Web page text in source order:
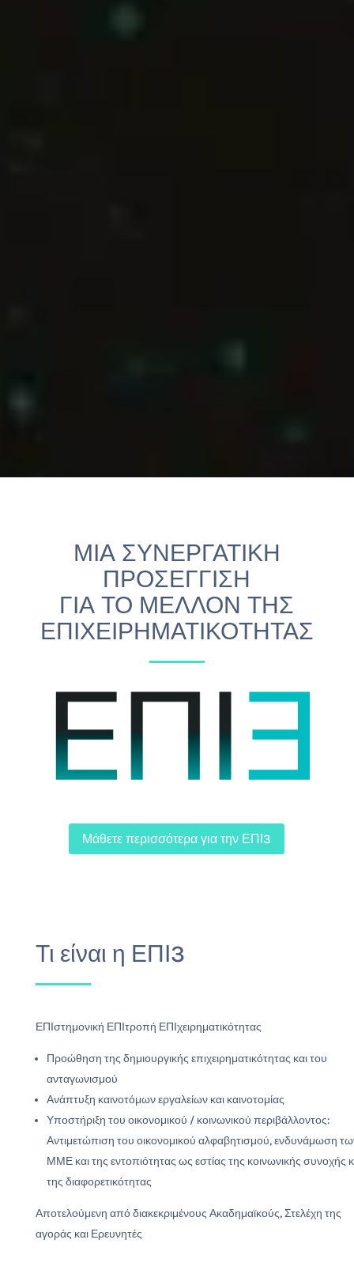
ΜΙΑ ΣΥΝΕΡΓΑΤΙΚΗ
ΠΡΟΣΕΓΓΙΣΗ
ΓΙΑ ΤΟ ΜΕΛΛΟΝ ΤΗΣ
ΕΠΙΧΕΙΡΗΜΑΤΙΚΟΤΗΤΑΣ
Μάθετε περισσότερα για την ΕΠΙ3
Τι είναι η ΕΠΙ3
ΕΠΙστημονική ΕΠΙτροπή ΕΠΙχειρηματικότητας
Προώθηση της δημιουργικής επιχειρηματικότητας και του
ανταγωνισμού
Ανάπτυξη καινοτόμων εργαλείων και καινοτομίας
Υποστήριξη του οικονομικού / κοινωνικού περιβάλλοντος:
Αντιμετώπιση του οικονομικού αλφαβητισμού, ενδυνάμωση
ΜΜΕ και της εντοπιότητας ως εστίας της κοινωνικής συνοχής
της διαφορετικότητας
Αποτελούμενη από διακεκριμένους Ακαδημαϊκούς,Στελέχη της
αγοράς και Ερευνητές